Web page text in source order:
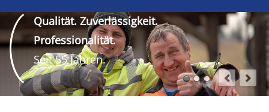
Qualität. Zuverlässigkeit.
Professionalität.
Seit 55 Jahren.